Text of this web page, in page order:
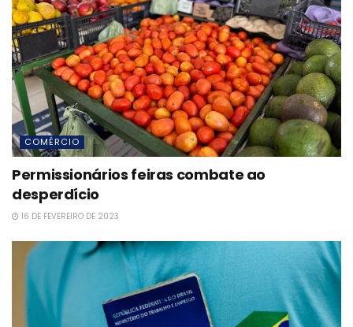
COMÉRCIO
Permissionários feiras combate ao
desperdício
16 DE FEVEREIRO DE 2023